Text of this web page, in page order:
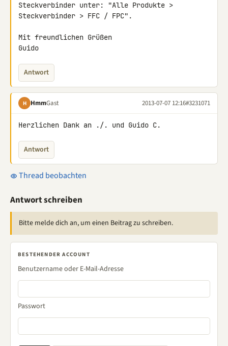
Steckverbinder unter: "Alle Produkte >
Steckverbinder > FFC / FPC".
Mit freundlichen Grüßen
Guido
Antwort
H HmmGast 2013-07-07 12:16#3231071
Herzlichen Dank an ./. und Guido C.
Antwort
Thread beobachten
Antwort schreiben
Bitte melde dich an, um einen Beitrag zu schreiben.
BESTEHENDER ACCOUNT
Benutzername oder E-Mail-Adresse
Passwort